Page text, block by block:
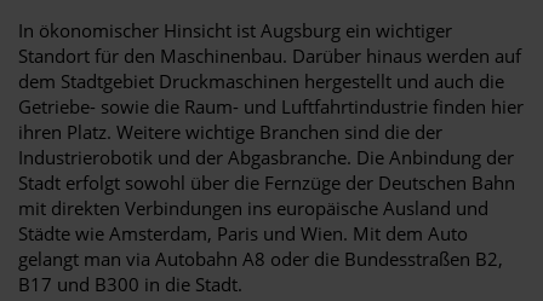
In ökonomischer Hinsicht ist Augsburg ein wichtiger
Standort für den Maschinenbau. Darüber hinaus werden auf
dem Stadtgebiet Druckmaschinen hergestellt und auch die
Getriebe- sowie die Raum- und Luftfahrtindustrie finden hier
ihren Platz. Weitere wichtige Branchen sind die der
Industrierobotik und der Abgasbranche. Die Anbindung der
Stadt erfolgt sowohl über die Fernzüge der Deutschen Bahn
mit direkten Verbindungen ins europäische Ausland und
Städte wie Amsterdam, Paris und Wien. Mit dem Auto
gelangt man via Autobahn A8 oder die Bundesstraßen B2,
B17 und B300 in die Stadt.